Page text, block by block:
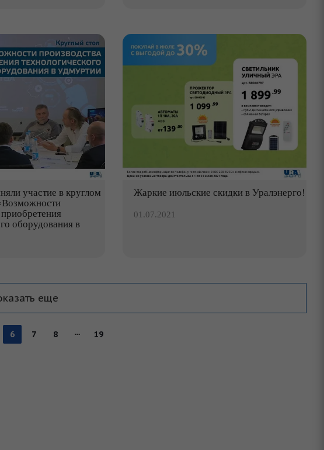
участие в круглом
оборудования в
Жаркие июльские скидки в Уралэнерго!
01.07.2021
еще
6 7 8 19